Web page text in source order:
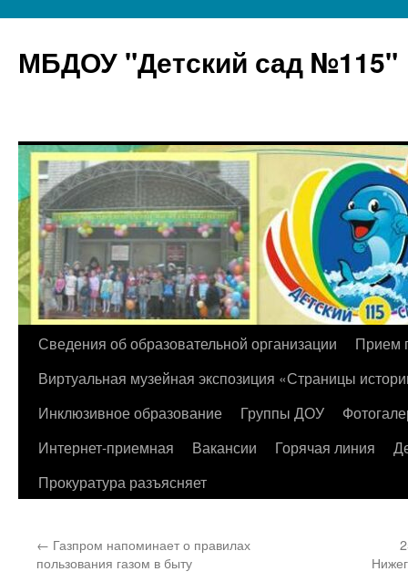
МБДОУ "Детский сад №115"
Перейти
содержимому
Сведения об образовательной организации
Прием
Виртуальная музейная экспозиция «Страницы
Инклюзивное образование
Группы ДОУ
Интернет-приемная
Вакансии Горячая линия
Прокуратура разъясняет
← Газпром напоминает о правилах
пользования газом в быту